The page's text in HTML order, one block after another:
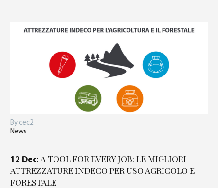
By cec2
News
12 Dec: A TOOL FOR EVERY JOB: LE MIGLIORI
ATTREZZATURE INDECO PER USO AGRICOLO E
FORESTALE